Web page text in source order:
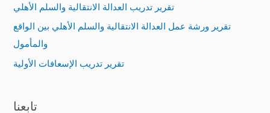
o
r
:
تقرير تدريب العدالة الانتقالية والسلم الأهلي
تقرير ورشة عمل العدالة الانتقالية والسلم الأهلي بين الواقع
والمأمول
تقرير تدريب الإسعافات الأولية
تابعنا